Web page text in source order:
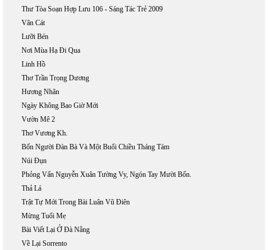
Thư Tòa Soạn Hợp Lưu 106 - Sáng Tác Trẻ 2009
Vân Cát
Lưỡi Bén
Nơi Mùa Hạ Đi Qua
Linh Hồ
Thơ Trần Trọng Dương
Hương Nhãn
Ngày Không Bao Giờ Mới
Vườn Mê 2
Thơ Vương Kh.
Bốn Người Đàn Bà Và Một Buổi Chiều Tháng Tám
Núi Đụn
Phỏng Vấn Nguyễn Xuân Tường Vy, Ngón Tay Mười Bốn.
Thả Lá
Trật Tự Mới Trong Bài Luân Vũ Điên
Mừng Tuổi Mẹ
Bài Viết Lại Ở Đà Nẵng
Về Lại Sorrento